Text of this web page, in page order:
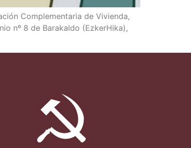
Com­ple­men­ta­ria de Vivien­da,
nº 8 de Bara­kal­do (EzkerHi­ka),